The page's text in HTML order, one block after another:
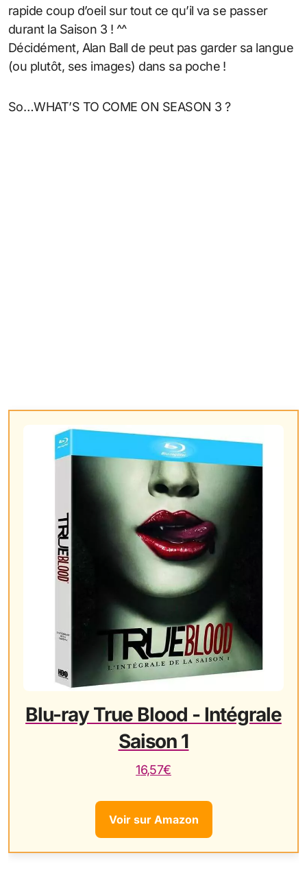
rapide coup d’oeil sur tout ce qu’il va se passer
durant la Saison 3 ! ^^
Décidément, Alan Ball de peut pas garder sa langue
(ou plutôt, ses images) dans sa poche !
So…WHAT’S TO COME ON SEASON 3 ?
Blu-ray True Blood - Intégrale
Saison 1
16,57€
Voir sur Amazon